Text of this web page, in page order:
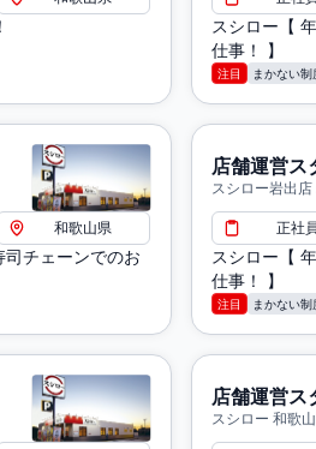
スシロー【
仕事！ 】
注目 まかない制
和歌山県
チェーンでのお
店舗運営ス
スシロー岩出店
正社
スシロー【
仕事！ 】
注目 まかない制
店舗運営ス
スシロー 和歌